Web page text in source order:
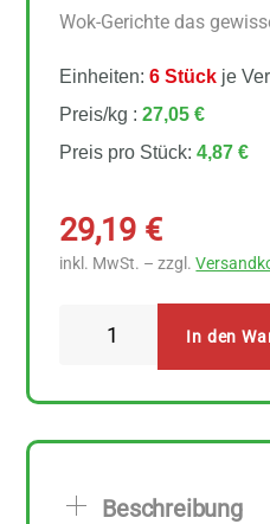
Wok-Gerichte das
Einheiten:6 Stück je
Preis/kg :27,05 €
Preis pro Stück:4,87 €
29,19 €
inkl. MwSt. – zzgl.
350
In den
Beschreibung